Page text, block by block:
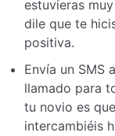
estuvieras
dile que te
positiva.
Envía un SMS
llamado para
tu novio es
intercambiéis